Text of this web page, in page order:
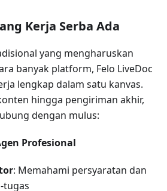
Kerja Serba Ada
yang mengharuskan
banyak platform, Felo LiveDoc
lengkap dalam satu kanvas.
hingga pengiriman akhir,
dengan mulus:
Profesional
: Memahami persyaratan dan
tugas